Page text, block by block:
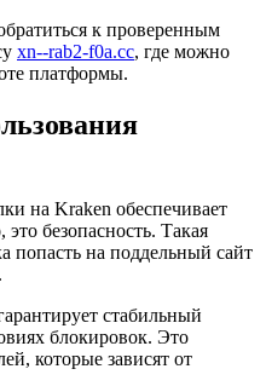
к проверенным
xn--rab2-f0a.cc, где можно
платформы.
на Kraken обеспечивает
безопасность. Такая
попасть на поддельный сайт
стабильный
блокировок. Это
которые зависят от